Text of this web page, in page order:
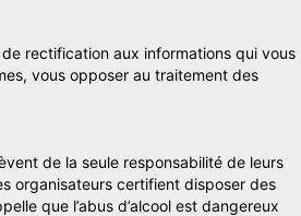
rectification aux informations qui vous
vous opposer au traitement des
de la seule responsabilité de leurs
organisateurs certifient disposer des
que l’abus d’alcool est dangereux